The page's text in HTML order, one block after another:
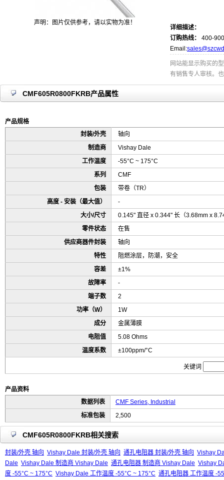
声明：图片仅供参考，请以实物为准！
详细描述：
订购热线：
400-
Email:
网站能显示购买的
有销售专人审核。
CMF605R0800FKRB产品属性
产品规格
封装/外壳
轴向
制造商
Vishay Dale
工作温度
-55°C ~ 175°C
系列
CMF
包装
带卷（TR）
高度 - 安装（最大值）
-
大小/尺寸
0.145" 直径 x 0.344" 长（3.68mm x
零件状态
在售
供应商器件封装
轴向
特性
阻燃涂层，防潮，安全
容差
±1%
故障率
-
端子数
2
功率（W）
1W
成分
金属薄膜
电阻值
5.08 Ohms
温度系数
±100ppm/°C
关键词
产品资料
数据列表
CMF Series, Industrial
标准包装
2,500
CMF605R0800FKRB相关搜索
封装/外壳 轴向 Vishay Dale 封装/外壳 轴向 通孔电阻器 封装/外壳 轴向 Vishay
Dale Vishay Dale 制造商 Vishay Dale 通孔电阻器 制造商 Vishay Dale Vishay
度 -55°C ~ 175°C Vishay Dale 工作温度 -55°C ~ 175°C 通孔电阻器 工作温度 -